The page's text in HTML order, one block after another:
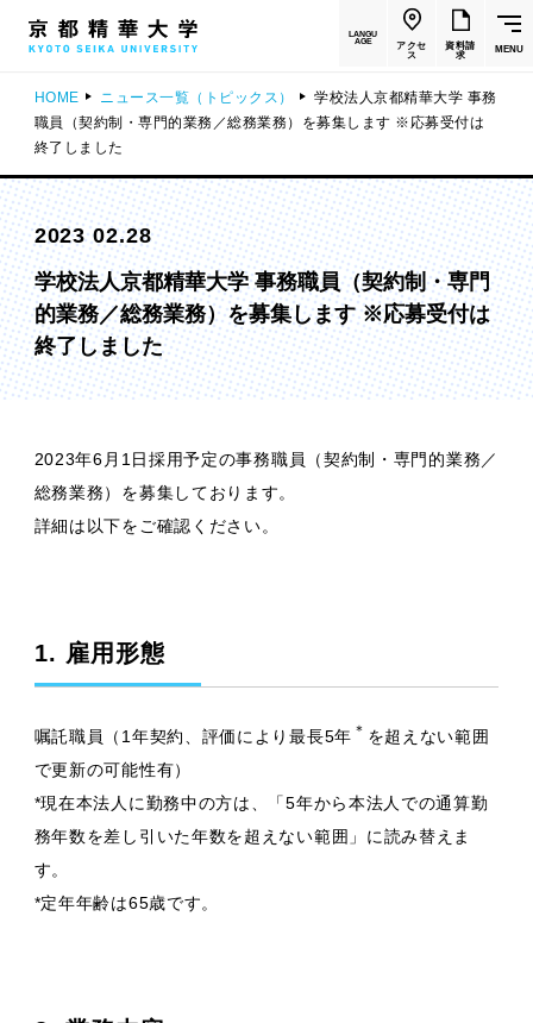
LANGU
AGE
アクセ
ス
資料請
求
MENU
HOME ニュース一覧（トピックス）
学校法人京都精華大学 事務
職員（契約制・専門的業務／総務業務）を募集します ※応募受付は
終了しました
2023 02.28
学校法人京都精華大学 事務職員（契約制・専門
的業務／総務業務）を募集します ※応募受付は
終了しました
2023年6月1日採用予定の事務職員（契約制・専門的業務／
総務業務）を募集しております。
詳細は以下をご確認ください。
1. 雇用形態
嘱託職員（1年契約、評価により最長5年 ＊ を超えない範囲
で更新の可能性有）
*現在本法人に勤務中の方は、「5年から本法人での通算勤
務年数を差し引いた年数を超えない範囲」に読み替えま
す。
*定年年齢は65歳です。